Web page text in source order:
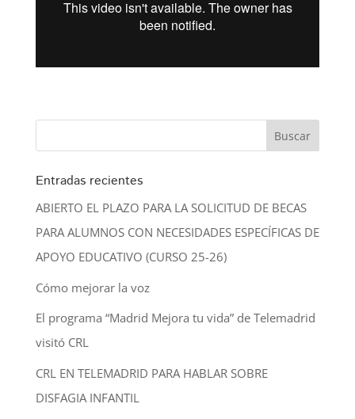
Entradas recientes
ABIERTO EL PLAZO PARA LA SOLICITUD DE BECAS
PARA ALUMNOS CON NECESIDADES ESPECÍFICAS DE
APOYO EDUCATIVO (CURSO 25-26)
Cómo mejorar la voz
El programa “Madrid Mejora tu vida” de Telemadrid
visitó CRL
CRL EN TELEMADRID PARA HABLAR SOBRE
DISFAGIA INFANTIL